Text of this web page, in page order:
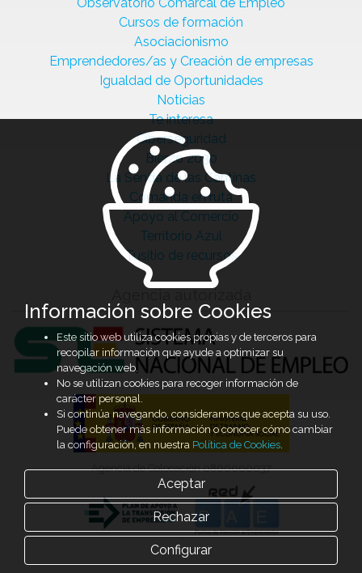
Cursos de formación
Asociacionismo
Emprendedores/as y Creación de empresas
Igualdad de Oportunidades
Noticias
Te interesa
Ciberseguridad
Bierzo 2030
La Senda de las Cantinas
Comanda en ruta
Apoyo al Comercio
Territorio Azul
Tusitio de recursos
Agencia de Colocación 0800000037
Información sobre Cookies
Este sitio web utiliza cookies propias y de terceros para
recopilar información que ayude a optimizar su
navegación web.
No se utilizan cookies para recoger información de
carácter personal.
Si continúa navegando, consideramos que acepta su uso.
Puede obtener más información o conocer cómo cambiar
la configuración, en nuestra Política de Cookies.
Aceptar
Rechazar
Configurar